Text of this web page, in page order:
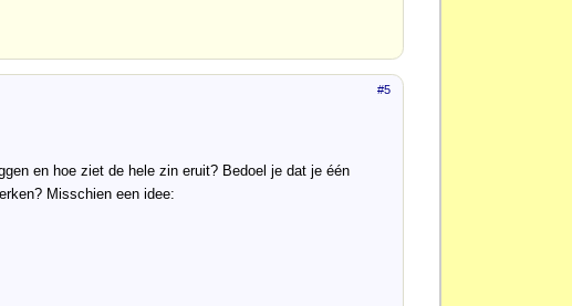
#5
en hoe ziet de hele zin eruit? Bedoel je dat je één
Misschien een idee: